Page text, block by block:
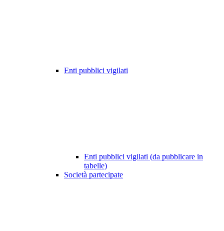
Enti pubblici vigilati
Enti pubblici vigilati (da pubblicare in
tabelle)
Società partecipate